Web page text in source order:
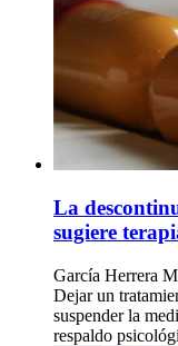
La
sugiere
García Herrera
Dejar un
suspender la
respaldo